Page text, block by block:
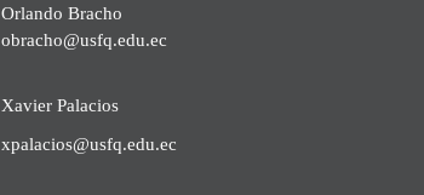
Orlando Bracho
obracho@usfq.edu.ec
Xavier Palacios
xpalacios@usfq.edu.ec